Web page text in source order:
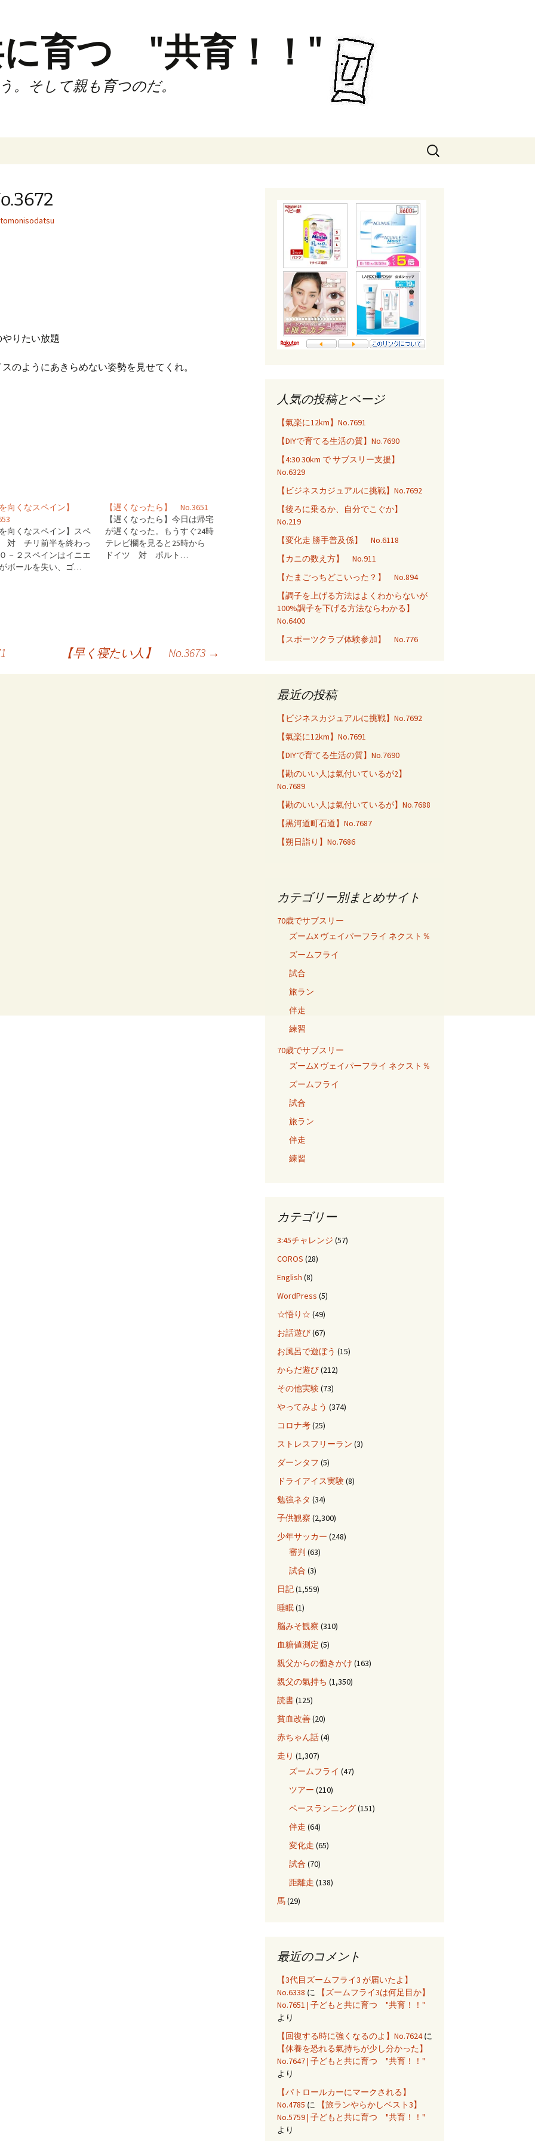
に育つ "共育！！"
。そして親も育つのだ。
検
索:
tomonisodatsu
りたい放題
のようにあきらめない姿勢を見せてくれ。
向くなスペイン】
向くなスペイン】スペ
対 チリ前半を終わっ
－２スペインはイニエ
ボールを失い、ゴ…
【遅くなったら】 No.3651
【遅くなったら】今日は帰宅
が遅くなった。もうすぐ24時
テレビ欄を見ると25時から
ドイツ 対 ポルト…
【早く寝たい人】 No.3673 →
人気の投稿とページ
【氣楽に12km】No.7691
【DIYで育てる生活の質】No.7690
【4:30 30km で サブスリー支援】
No.6329
【ビジネスカジュアルに挑戦】No.7692
【後ろに乗るか、自分でこぐか】
No.219
【変化走 勝手普及係】 No.6118
【カニの数え方】 No.911
【たまごっちどこいった？】 No.894
【調子を上げる方法はよくわからないが
100%調子を下げる方法ならわかる】
No.6400
【スポーツクラブ体験参加】 No.776
最近の投稿
【ビジネスカジュアルに挑戦】No.7692
【氣楽に12km】No.7691
【DIYで育てる生活の質】No.7690
【勘のいい人は氣付いているが2】
No.7689
【勘のいい人は氣付いているが】No.7688
【黒河道町石道】No.7687
【朔日詣り】No.7686
カテゴリー別まとめサイト
70歳でサブスリー
ズームX ヴェイパーフライ ネクスト％
ズームフライ
試合
旅ラン
伴走
練習
70歳でサブスリー
ズームX ヴェイパーフライ ネクスト％
ズームフライ
試合
旅ラン
伴走
練習
カテゴリー
3:45チャレンジ (57)
COROS (28)
English (8)
WordPress (5)
☆悟り☆ (49)
お話遊び(67)
お風呂で遊ぼう (15)
からだ遊び(212)
その他実験(73)
やってみよう (374)
コロナ考(25)
ストレスフリーラン (3)
ダーンタフ (5)
ドライアイス実験(8)
勉強ネタ (34)
子供観察 (2,300)
少年サッカー (248)
審判 (63)
試合 (3)
日記(1,559)
睡眠(1)
脳みそ観察 (310)
血糖値測定 (5)
親父からの働きかけ (163)
親父の氣持ち (1,350)
読書(125)
貧血改善(20)
赤ちゃん話(4)
走り (1,307)
ズームフライ (47)
ツアー (210)
ペースランニング(151)
伴走 (64)
変化走 (65)
試合 (70)
距離走 (138)
馬(29)
最近のコメント
【3代目ズームフライ3 が届いたよ】
No.6338 に
【ズームフライ3は何足目か】
No.7651 | 子どもと共に育つ "共育！！"
より
【回復する時に強くなるのよ】No.7624に
【休養を恐れる氣持ちが少し分かった】
No.7647 | 子どもと共に育つ "共育！！"
より
【パトロールカーにマークされる】
No.4785 に
【旅ランやらかしベスト3】
No.5759 | 子どもと共に育つ "共育！！"
より